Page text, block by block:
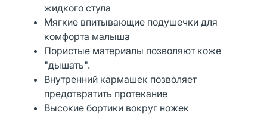
жидкого стула
Мягкие впитывающие подушечки для
комфорта малыша
Пористые материалы позволяют коже
"дышать".
Внутренний кармашек позволяет
предотвратить протекание
Высокие бортики вокруг ножек